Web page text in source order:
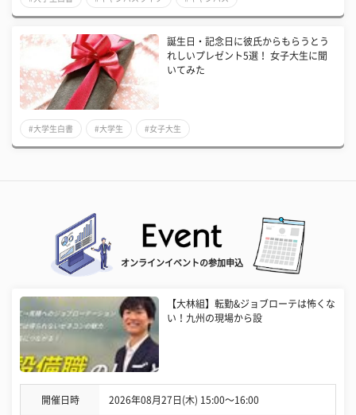
誕生日・記念日に彼氏からもらうとう
れしいプレゼント5選！ 女子大生に聞
いてみた
#大学生白書 #大学生 #女子大生
オンラインイベントの参加申込
【大林組】転勤&ジョブローテは怖くな
い！九州の現場から設
開催日時 2026年08月27日(木) 15:00〜16:00